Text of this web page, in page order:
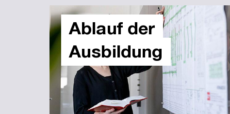
Ablauf der
Ausbildung